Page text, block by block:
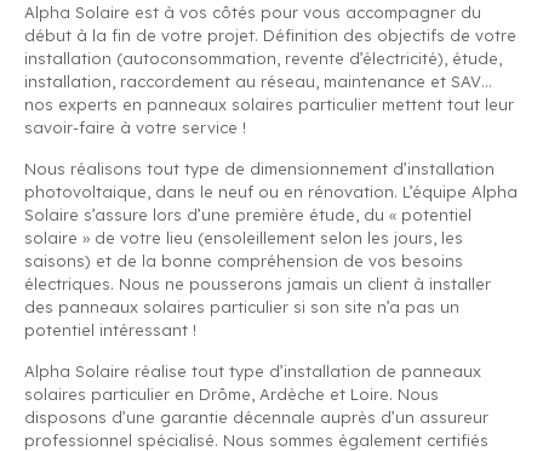
Alpha Solaire est à vos côtés pour vous accompagner du
début à la fin de votre projet. Définition des objectifs de votre
installation (autoconsommation, revente d’électricité), étude,
installation, raccordement au réseau, maintenance et SAV…
nos experts en panneaux solaires particulier mettent tout leur
savoir-faire à votre service !
Nous réalisons tout type de dimensionnement d’installation
photovoltaique, dans le neuf ou en rénovation. L’équipe Alpha
Solaire s’assure lors d’une première étude, du « potentiel
solaire » de votre lieu (ensoleillement selon les jours, les
saisons) et de la bonne compréhension de vos besoins
électriques. Nous ne pousserons jamais un client à installer
des panneaux solaires particulier si son site n’a pas un
potentiel intéressant !
Alpha Solaire réalise tout type d’installation de panneaux
solaires particulier en Drôme, Ardèche et Loire. Nous
disposons d’une garantie décennale auprès d’un assureur
professionnel spécialisé. Nous sommes également certifiés